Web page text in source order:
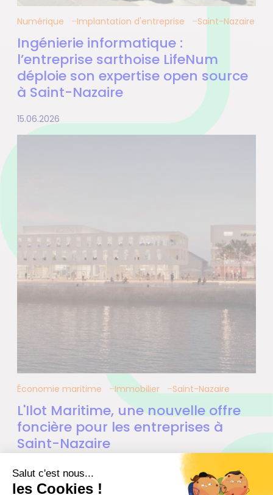
Numérique Implantation d'entreprise Saint-Nazaire
Ingénierie informatique :
l’entreprise sarthoise LifeNum
déploie son expertise open source
à Saint-Nazaire
15.06.2026
Économie maritime Immobilier Saint-Nazaire
L'Ilot Maritime, une nouvelle offre
foncière pour les entreprises à
Saint-Nazaire
12.06.2026